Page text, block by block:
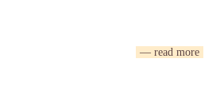
— read more